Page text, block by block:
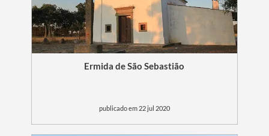
Filtros
Ermida de São Sebastião
publicado em 22 jul 2020